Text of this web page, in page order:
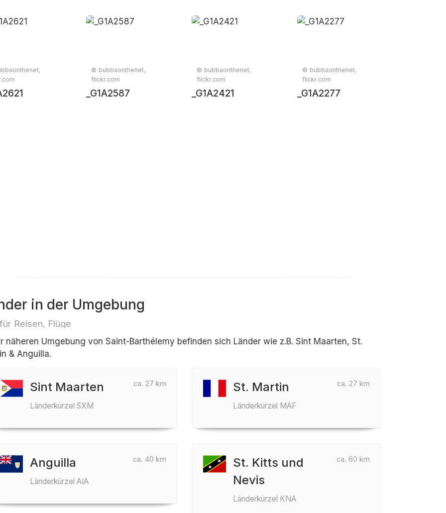
© bubbaonthenet,
flickr.com
_G1A2587
© bubbaonthenet,
flickr.com
_G1A2421
© bubbaonthenet,
flickr.com
_G1A2277
in der Umgebung
Reisen, Flüge
näheren Umgebung von Saint-Barthélemy befinden sich Länder wie z.B. Sint Maarten, St.
& Anguilla.
ca. 27 km
Sint Maarten
Länderkürzel SXM
ca. 27 km
St. Martin
Länderkürzel MAF
ca. 40 km
Anguilla
Länderkürzel AIA
ca. 60 km
St. Kitts und
Nevis
Länderkürzel KNA